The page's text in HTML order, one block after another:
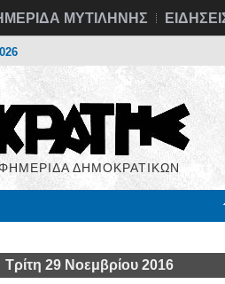
ΜΥΤΙΛΗΝΗΣ
ΔΗΜΟΚΡΑΤΙΚΩΝ
Τρίτη 29 Νοεμβρίου 2016